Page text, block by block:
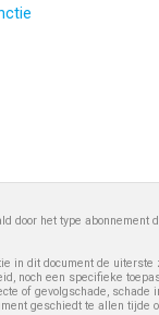
door het type
in dit document de
noch een specifieke
of gevolgschade,
geschiedt te allen tijde